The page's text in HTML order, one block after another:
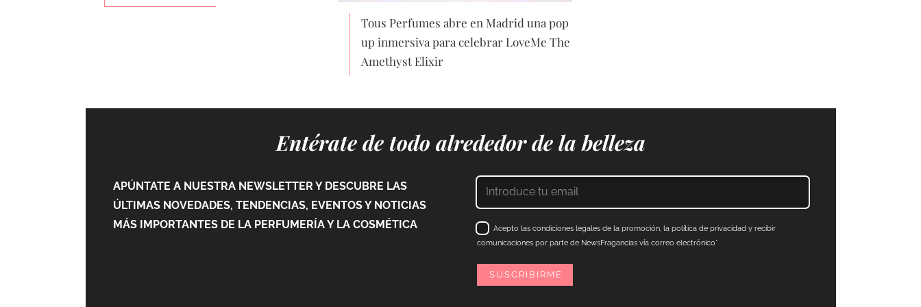
Tous Perfumes abre en Madrid una pop
up inmersiva para celebrar LoveMe The
Amethyst Elixir
Entérate de todo alrededor de la belleza
APÚNTATE A NUESTRA NEWSLETTER Y DESCUBRE LAS
ÚLTIMAS NOVEDADES, TENDENCIAS, EVENTOS Y NOTICIAS
MÁS IMPORTANTES DE LA PERFUMERÍA Y LA COSMÉTICA
Acepto las condiciones legales de la promoción, la política de privacidad y recibir
comunicaciones por parte de NewsFragancias vía correo electrónico*